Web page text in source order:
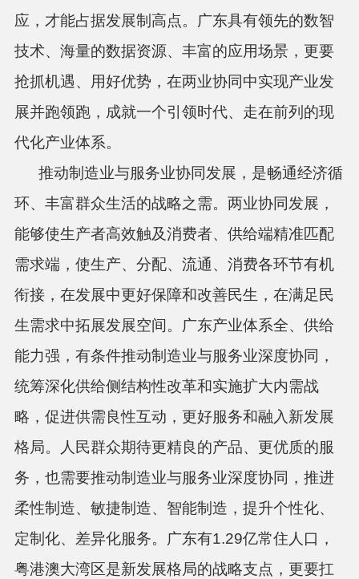
应，才能占据发展制高点。广东具有领先的数智
技术、海量的数据资源、丰富的应用场景，更要
抢抓机遇、用好优势，在两业协同中实现产业发
展并跑领跑，成就一个引领时代、走在前列的现
代化产业体系。
推动制造业与服务业协同发展，是畅通经济循
环、丰富群众生活的战略之需。两业协同发展，
能够使生产者高效触及消费者、供给端精准匹配
需求端，使生产、分配、流通、消费各环节有机
衔接，在发展中更好保障和改善民生，在满足民
生需求中拓展发展空间。广东产业体系全、供给
能力强，有条件推动制造业与服务业深度协同，
统筹深化供给侧结构性改革和实施扩大内需战
略，促进供需良性互动，更好服务和融入新发展
格局。人民群众期待更精良的产品、更优质的服
务，也需要推动制造业与服务业深度协同，推进
柔性制造、敏捷制造、智能制造，提升个性化、
定制化、差异化服务。广东有1.29亿常住人口，
粤港澳大湾区是新发展格局的战略支点，更要扛